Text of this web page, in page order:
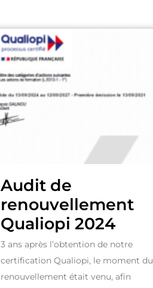
Audit de
renouvellement
Qualiopi 2024
3 ans après l’obtention de notre
certification Qualiopi, le moment du
renouvellement était venu, afin